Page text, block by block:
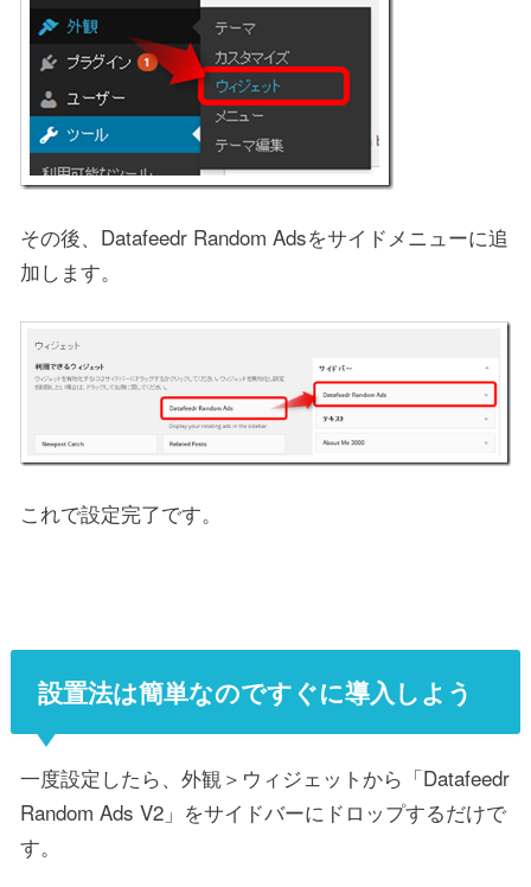
その後、Datafeedr Random Adsをサイドメニューに追
加します。
これで設定完了です。
設置法は簡単なのですぐに導入しよう
一度設定したら、外観＞ウィジェットから「Datafeedr
Random Ads V2」をサイドバーにドロップするだけで
す。